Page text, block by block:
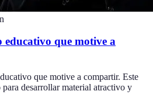
educativo que motive a
que motive a compartir. Este
desarrollar material atractivo y